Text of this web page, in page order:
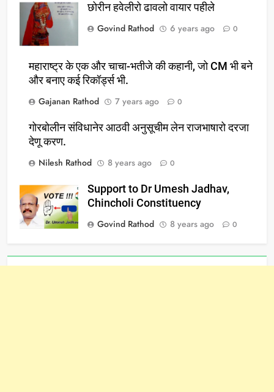
छोरीन हवेलीरो ढावलो वायार पहीले
Govind Rathod
6 years ago 0
महाराष्ट्र के एक और चाचा-भतीजे की कहानी, जो CM भी बने
और बनाए कई रिकॉर्ड्स भी.
Gajanan Rathod
7 years ago 0
गोरबोलीन संविधानेर आठवी अनुसूचीम लेन राजभाषारो दरजा
देणू करण.
Nilesh Rathod
8 years ago 0
Support to Dr Umesh Jadhav,
Chincholi Constituency
Govind Rathod
8 years ago 0